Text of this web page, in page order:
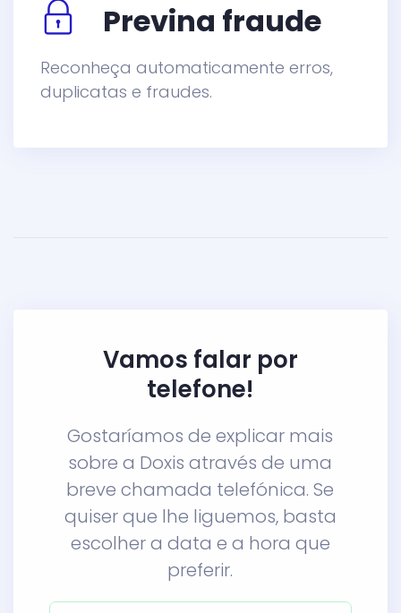
Previna fraude
Reconheça automaticamente erros,
duplicatas e fraudes.
Vamos falar por
telefone!
Gostaríamos de explicar mais
sobre a Doxis através de uma
breve chamada telefónica. Se
quiser que lhe liguemos, basta
escolher a data e a hora que
preferir.